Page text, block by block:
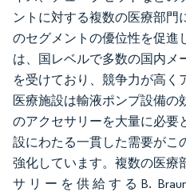
ントに対する複数の医療部門
のセグメントの優位性を促進
は、国レベルで多数の国内メ
を受けており、競争力が高く
医療施設は輸液ポンプ設備の
のアクセサリーを大量に必要
設にわたる一貫した需要がこ
強化しています。複数の医療
サリーを供給するB. Braun